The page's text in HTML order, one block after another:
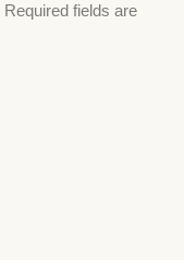
Required fields are